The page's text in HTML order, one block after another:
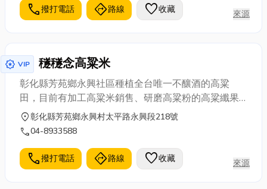
call撥打電話 directions路線 favorite收藏 來源
award_star VIP 穟穟念高粱米
彰化縣芳苑鄉永興社區種植全台唯一不釀酒的高粱
田，目前有加工高粱米銷售、研磨高粱粉的高粱纖果
棒、烘焙高粱米茶包以及結合的伴手禮禮盒，並將高
粱米包裝來銷售。
location_on彰化縣芳苑鄉永興村太平路永興段218號
call04-8933588
call撥打電話 directions路線 favorite收藏 來源